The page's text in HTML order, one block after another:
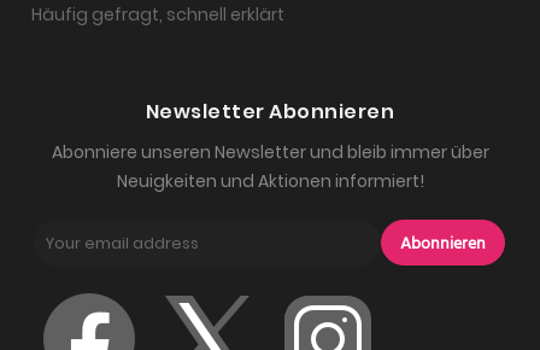
Häufig gefragt, schnell erklärt
Newsletter Abonnieren
Abonniere unseren Newsletter und bleib immer über
Neuigkeiten und Aktionen informiert!
Abonnieren